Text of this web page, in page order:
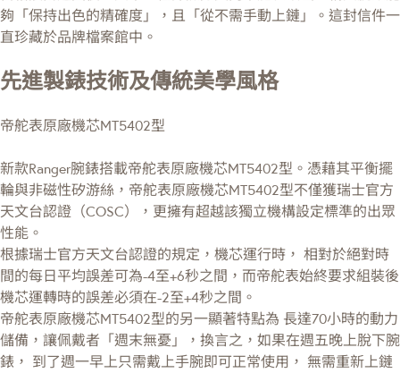
夠「保持出色的精確度」，且「從不需手動上鏈」。這封信件一
直珍藏於品牌檔案館中。
先進製錶技術及傳統美學風格
帝舵表原廠機芯MT5402型
新款Ranger腕錶搭載帝舵表原廠機芯MT5402型。憑藉其平衡擺
輪與非磁性矽游絲，帝舵表原廠機芯MT5402型不僅獲瑞士官方
天文台認證（COSC），更擁有超越該獨立機構設定標準的出眾
性能。
根據瑞士官方天文台認證的規定，機芯運行時， 相對於絕對時
間的每日平均誤差可為-4至+6秒之間，而帝舵表始終要求組裝後
機芯運轉時的誤差必須在-2至+4秒之間。
帝舵表原廠機芯MT5402型的另一顯著特點為 長達70小時的動力
儲備，讓佩戴者「週末無憂」，換言之，如果在週五晚上脫下腕
錶， 到了週一早上只需戴上手腕即可正常使用， 無需重新上鏈